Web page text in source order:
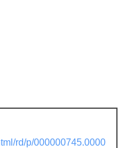
rd/p/000000745.0000